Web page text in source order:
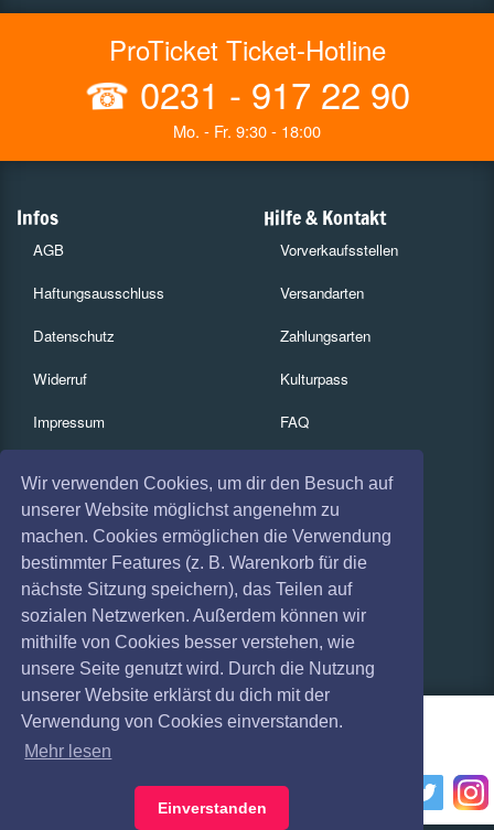
Wir verwenden Cookies, um dir den Besuch auf
unserer Website möglichst angenehm zu
machen. Cookies ermöglichen die Verwendung
bestimmter Features (z. B. Warenkorb für die
nächste Sitzung speichern), das Teilen auf
sozialen Netzwerken. Außerdem können wir
mithilfe von Cookies besser verstehen, wie
unsere Seite genutzt wird. Durch die Nutzung
unserer Website erklärst du dich mit der
Verwendung von Cookies einverstanden.
Mehr lesen
Einverstanden
ProTicket Ticket-Hotline
☎ 0231 - 917 22 90
Mo. - Fr. 9:30 - 18:00
Infos
AGB
Haftungsausschluss
Datenschutz
Widerruf
Impressum
Coronavirus (COVID 19)
Hilfe & Kontakt
Vorverkaufsstellen
Versandarten
Zahlungsarten
Kulturpass
FAQ
Services
Gutscheine
Geschäftskunden
Kartenrückgabe
Besucherregistrierung